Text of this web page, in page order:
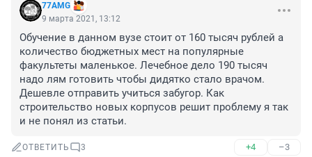
77AMG
9 марта 2021, 13:12
Обучение в данном вузе стоит от 160 тысяч рублей а
количество бюджетных мест на популярные
факультеты маленькое. Лечебное дело 190 тысяч
надо лям готовить чтобы дидятко стало врачом.
Дешевле отправить учиться забугор. Как
строительство новых корпусов решит проблему я так
и не понял из статьи.
ОТВЕТИТЬ 3 +4 –3